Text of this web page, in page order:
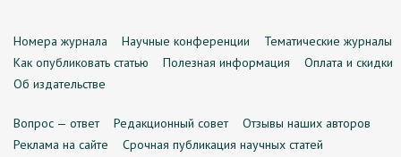
Номера журнала Научные конференции
Тематические журналы
Как опубликовать статью
Полезная информация
Оплата и скидки
Об издательстве
Вопрос — ответ Редакционный совет
Отзывы наших авторов
Реклама на сайте
Срочная публикация научных статей